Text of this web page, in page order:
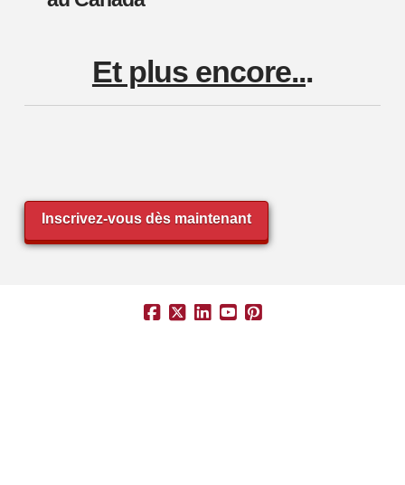
Et plus encore...
Inscrivez-vous dès maintenant